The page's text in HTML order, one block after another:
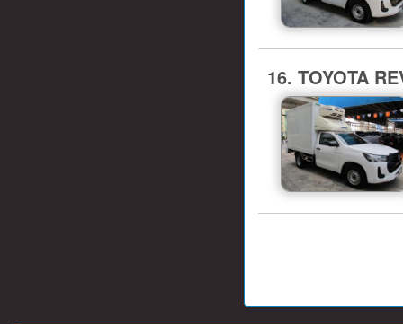
16. TOYOTA